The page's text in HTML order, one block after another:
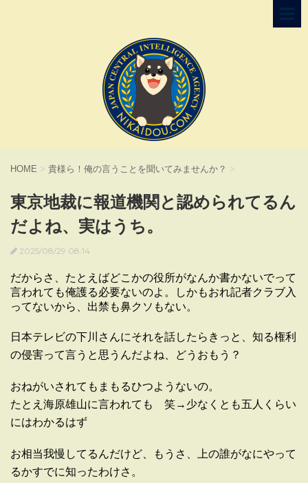
HOME > 貴様ら！俺の言うことを聞いてみませんか？ >
東京地裁に報道機関と認められてるん
だよね、実はうち。
2025/08/29 08:14
だからさ、たとえばどこかの役所がなんか書かないでって
言われても俺護る必要ないのよ。しかもおれ記者クラブ入
ってないから、出禁も鼻クソもない。
日本テレビの下川さんにそれを話したらきっと、知る権利
の侵害って言うと思うんだよね、どうおもう？
おねがいされてもまもるひつようないの。
たとえ海原雄山に言われても 笑→少なくとも五人くらい
にはわかるはず
お相当我慢してるんだけど、もうさ、上の誰がなにやって
るかすでに知ったわけさ。